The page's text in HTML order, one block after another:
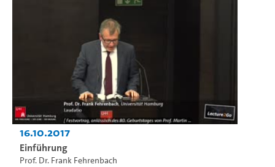
16.10.2017
Einführung
Prof. Dr. Frank Fehrenbach